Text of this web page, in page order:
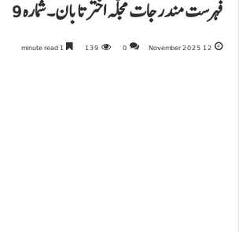
فہرست مندرجات مجلہ اختر تابان۔ شمارہ 9
12 November 2025
0
139